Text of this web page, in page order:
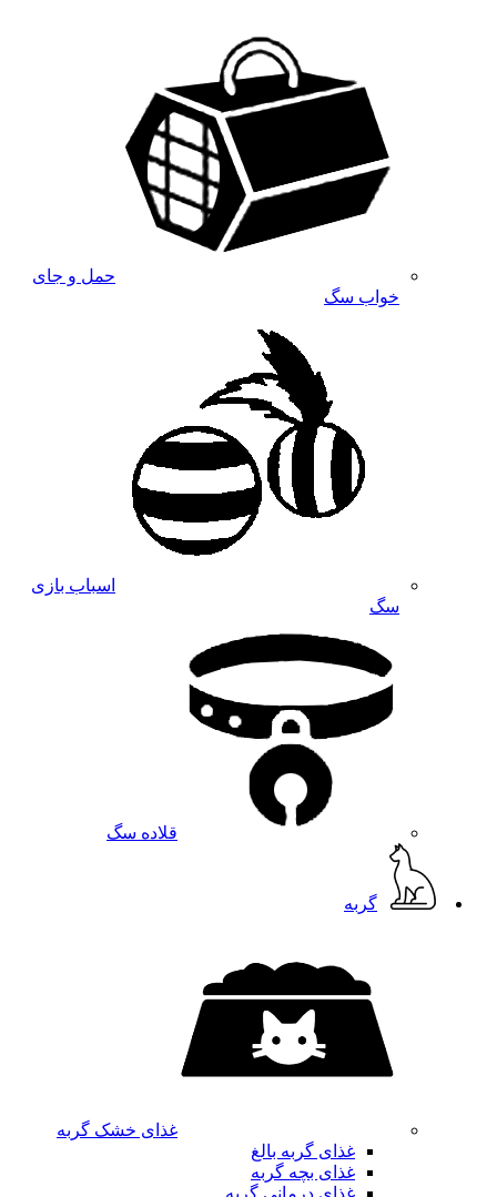
حمل و جای
خواب سگ
اسباب بازی
سگ
قلاده سگ
گربه
غذای خشک گربه
غذای گربه بالغ
غذای بچه گربه